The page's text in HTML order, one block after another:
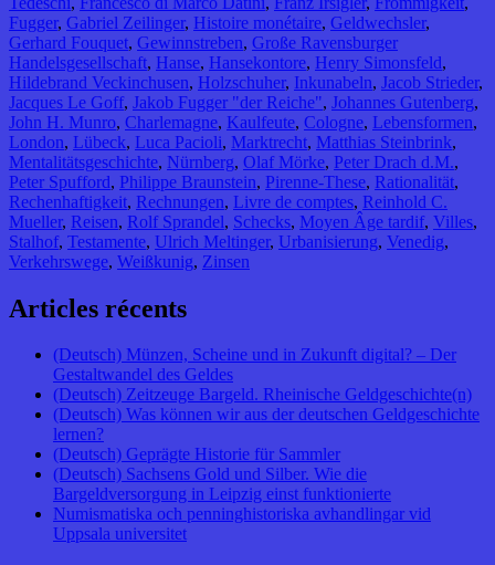
Fugger, Gabriel Zeilinger, Histoire monétaire, Geldwechsler,
Gerhard Fouquet, Gewinnstreben, Große Ravensburger
Handelsgesellschaft, Hanse, Hansekontore, Henry Simonsfeld,
Hildebrand Veckinchusen, Holzschuher, Inkunabeln, Jacob Strieder,
Jacques Le Goff, Jakob Fugger "der Reiche", Johannes Gutenberg,
John H. Munro, Charlemagne, Kaulfeute, Cologne, Lebensformen,
London, Lübeck, Luca Pacioli, Marktrecht, Matthias Steinbrink,
Mentalitätsgeschichte, Nürnberg, Olaf Mörke, Peter Drach d.M.,
Peter Spufford, Philippe Braunstein, Pirenne-These, Rationalität,
Rechenhaftigkeit, Rechnungen, Livre de comptes, Reinhold C.
Mueller, Reisen, Rolf Sprandel, Schecks, Moyen Âge tardif, Villes,
Stalhof, Testamente, Ulrich Meltinger, Urbanisierung, Venedig,
Verkehrswege, Weißkunig, Zinsen
Articles récents
(Deutsch) Münzen, Scheine und in Zukunft digital? – Der
Gestaltwandel des Geldes
(Deutsch) Zeitzeuge Bargeld. Rheinische Geldgeschichte(n)
(Deutsch) Was können wir aus der deutschen Geldgeschichte
lernen?
(Deutsch) Geprägte Historie für Sammler
(Deutsch) Sachsens Gold und Silber. Wie die
Bargeldversorgung in Leipzig einst funktionierte
Numismatiska och penninghistoriska avhandlingar vid
Uppsala universitet